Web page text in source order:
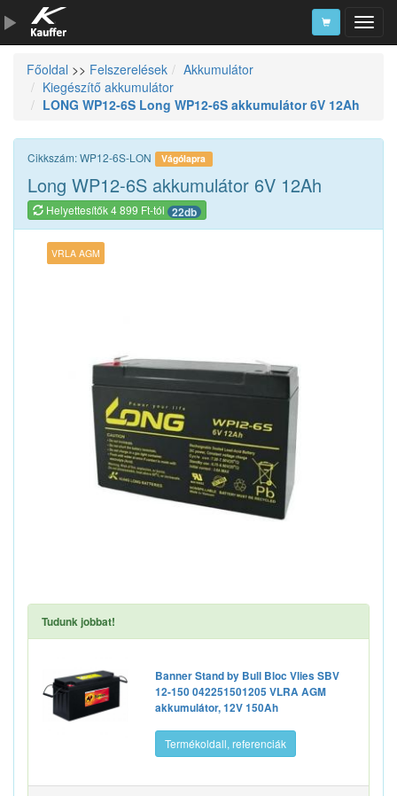
Szerszámkatalógus
Kosár
Alkatrészek
Főoldal >> Felszerelések
Akkumulátor
Kiegészítő akkumulátor
LONG WP12-6S Long WP12-6S akkumulátor 6V 12Ah
Cikkszám: WP12-6S-LON Vágólapra
Long WP12-6S akkumulátor 6V 12Ah
Helyettesítők 4 899 Ft-tól 22db
VRLA AGM
Tudunk jobbat!
Banner Stand by Bull Bloc Vlies SBV
12-150 042251501205 VLRA AGM
akkumulátor, 12V 150Ah
Termékoldall, referenciák